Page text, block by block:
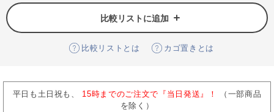
比較リストに追加
比較リストとは カゴ置きとは
平日も土日祝も、 15時までのご注文で『当日発送』！
（一部商品
を除く）